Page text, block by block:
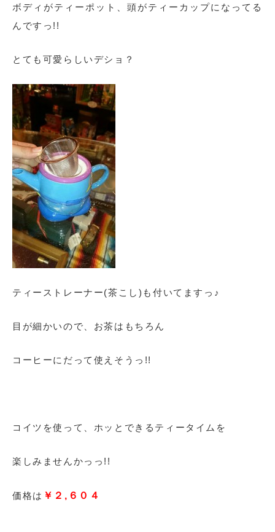
ボディがティーポット、頭がティーカップになってる
んですっ!!
とても可愛らしいデショ？
ティーストレーナー(茶こし)も付いてますっ♪
目が細かいので、お茶はもちろん
コーヒーにだって使えそうっ!!
コイツを使って、ホッとできるティータイムを
楽しみませんかっっ!!
価格は ￥２,６０４